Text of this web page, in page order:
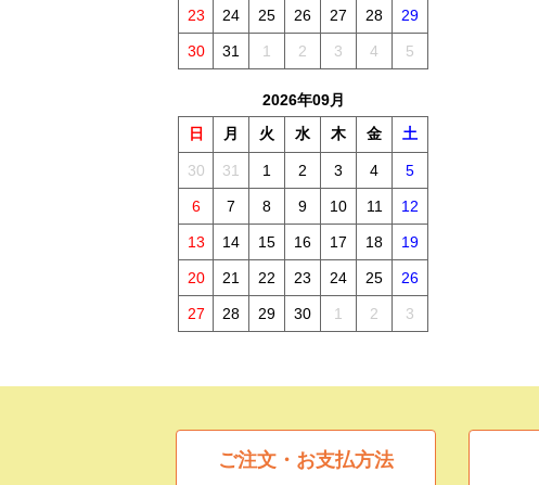
23 24 25 26 27 28 29
30 31 1 2 3 4 5
2026年09月
日
月 火 水 木 金 土
30 31 1 2 3 4 5
6 7 8 9 10 11 12
13 14 15 16 17 18 19
20 21 22 23 24 25 26
27 28 29 30 1 2 3
ご注文・お支払方法